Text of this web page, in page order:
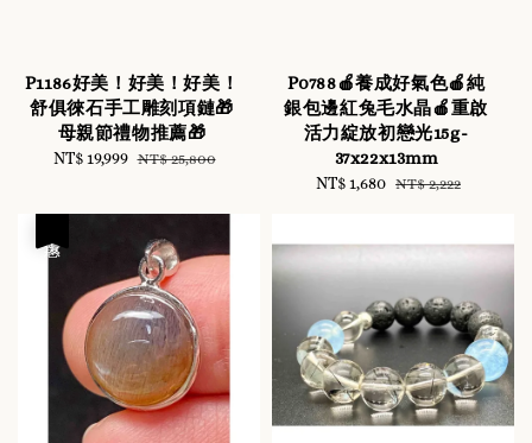
P1186好美！好美！好美！
舒俱徠石手工雕刻項鏈🎁
母親節禮物推薦🎁
Sale
NT$ 19,999 Regular
NT$ 25,800
P0788🍎養成好氣色🍎純
銀包邊紅兔毛水晶🍎重啟
活力綻放初戀光15g-
37x22x13mm
Sale
NT$ 1,680 Regular
NT$ 2,222